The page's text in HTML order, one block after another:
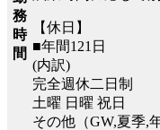
務
時
間
【休日】
■年間121日
(内訳)
完全週休二日制
土曜 日曜 祝日
その他（GW,夏季,